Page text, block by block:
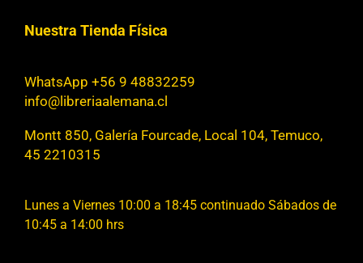
Nuestra Tienda Física
WhatsApp +56 9 48832259
info@libreriaalemana.cl
Montt 850, Galería Fourcade, Local 104, Temuco,
45 2210315
Lunes a Viernes 10:00 a 18:45 continuado Sábados de
10:45 a 14:00 hrs